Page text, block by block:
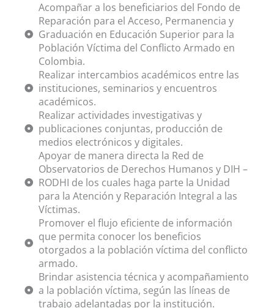
Acompañar a los beneficiarios del Fondo de
Reparación para el Acceso, Permanencia y
Graduación en Educación Superior para la
Población Víctima del Conflicto Armado en
Colombia.
Realizar intercambios académicos entre las
instituciones, seminarios y encuentros
académicos.
Realizar actividades investigativas y
publicaciones conjuntas, producción de
medios electrónicos y digitales.
Apoyar de manera directa la Red de
Observatorios de Derechos Humanos y DIH –
RODHI de los cuales haga parte la Unidad
para la Atención y Reparación Integral a las
Víctimas.
Promover el flujo eficiente de información
que permita conocer los beneficios
otorgados a la población víctima del conflicto
armado.
Brindar asistencia técnica y acompañamiento
a la población víctima, según las líneas de
trabajo adelantadas por la institución.